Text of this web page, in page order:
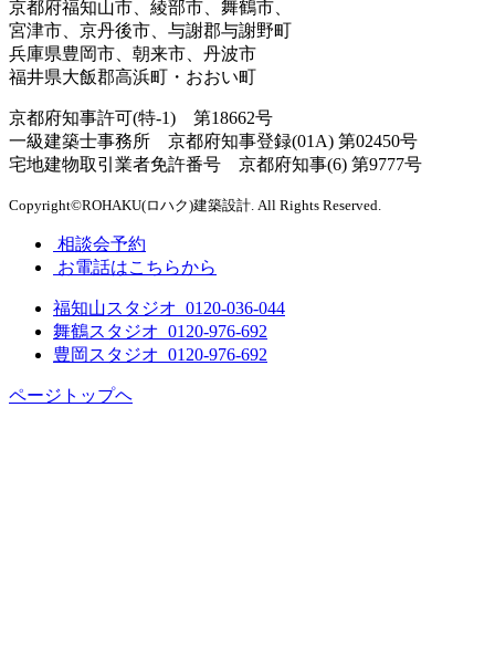
京都府福知山市、綾部市、舞鶴市、
宮津市、京丹後市、与謝郡与謝野町
兵庫県豊岡市、朝来市、丹波市
福井県大飯郡高浜町・おおい町
京都府知事許可(特-1) 第18662号
一級建築士事務所 京都府知事登録(01A) 第02450号
宅地建物取引業者免許番号 京都府知事(6) 第9777号
Copyright©ROHAKU(ロハク)建築設計. All Rights Reserved.
相談会予約
お電話はこちらから
福知山スタジオ 0120-036-044
舞鶴スタジオ 0120-976-692
豊岡スタジオ 0120-976-692
ページトップヘ